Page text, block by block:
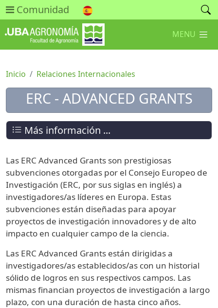
Comunidad
MENU
Inicio Relaciones Internacionales
ERC - ADVANCED GRANTS
Las ERC Advanced Grants son prestigiosas
subvenciones otorgadas por el Consejo Europeo de
Investigación (ERC, por sus siglas en inglés) a
investigadores/as líderes en Europa. Estas
subvenciones están diseñadas para apoyar
proyectos de investigación innovadores y de alto
impacto en cualquier campo de la ciencia.
Las ERC Advanced Grants están dirigidas a
investigadores/as establecidos/as con un historial
sólido de logros en sus respectivos campos. Las
mismas financian proyectos de investigación a largo
plazo, con una duración de hasta cinco años.
Más información ...